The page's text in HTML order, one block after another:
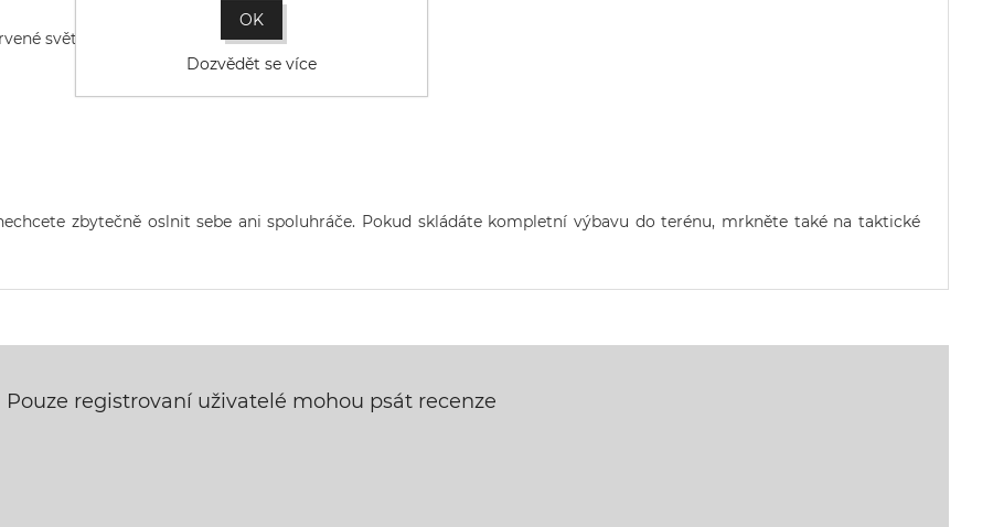
světlo
zbytečně oslnit sebe ani spoluhráče. Pokud skládáte kompletní výbavu do terénu, mrkněte také na taktické
Pouze registrovaní uživatelé mohou psát recenze
OK
Dozvědět se více